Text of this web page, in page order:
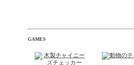
GAMES